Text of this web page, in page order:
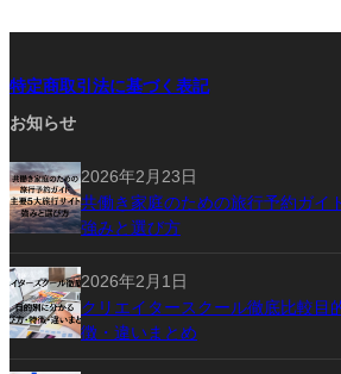
特定商取引法に基づく表記
お知らせ
2026年2月23日
共働き家庭のための旅行予約ガイ
強みと選び方
2026年2月1日
クリエイタースクール徹底比較目
徴・違いまとめ